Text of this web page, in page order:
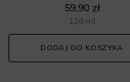
59,90 zł
120 ml
DODAJ DO KOSZYKA